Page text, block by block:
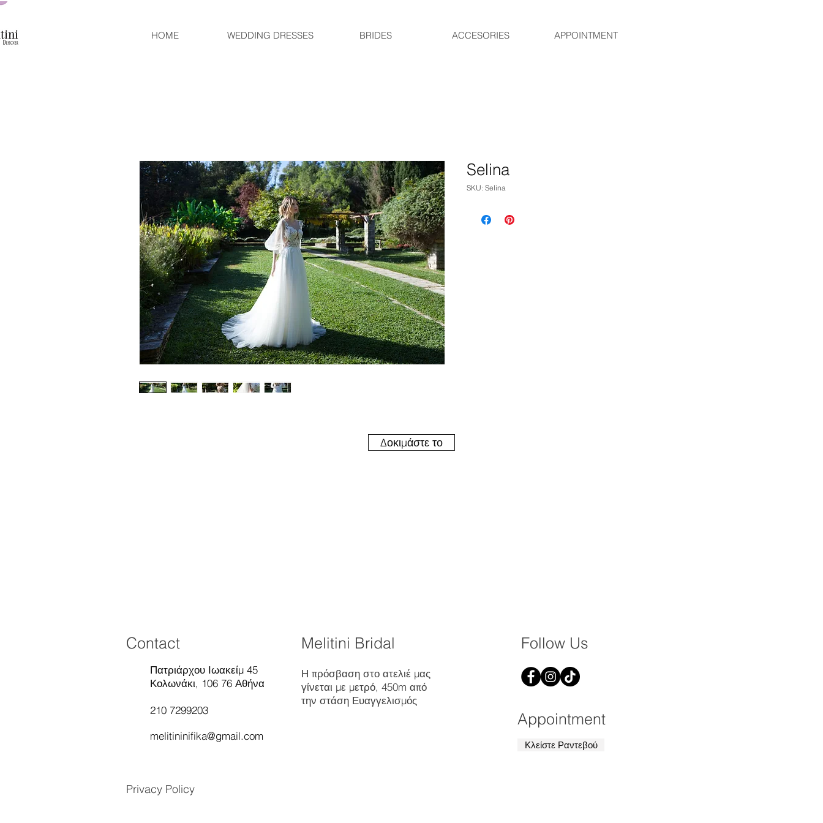
APPOINTMENT
ACCESORIES
BRIDES
WEDDING DRESSES
HOME
Selina
SKU: Selina
Δοκιμάστε το
Contact
Πατριάρχου Ιωακείμ 45
Κολωνάκι, 106 76 Αθήνα
210 7299203
melitininifika@gmail.com
Privacy Policy
Melitini Bridal
Η πρόσβαση στο ατελιέ μας
γίνεται με μετρό, 450m από
την στάση Ευαγγελισμός
Follow Us
Appointment
Κλείστε Ραντεβού